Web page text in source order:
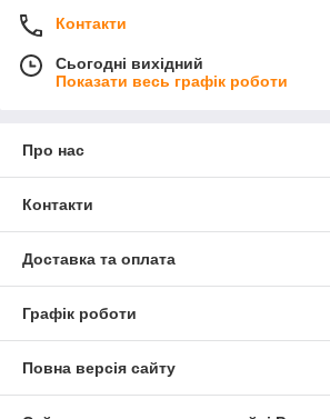
Контакти
Сьогодні вихідний
Показати весь графік роботи
Про нас
Контакти
Доставка та оплата
Графік роботи
Повна версія сайту